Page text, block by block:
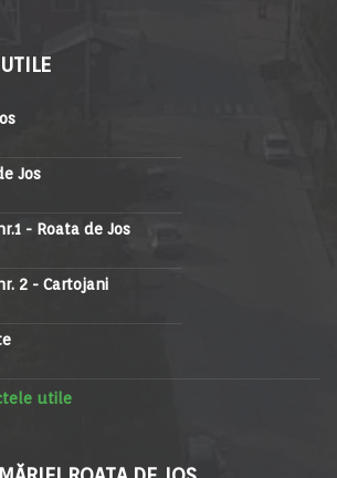
Jos
- Roata de Jos
2 - Cartojani
utile